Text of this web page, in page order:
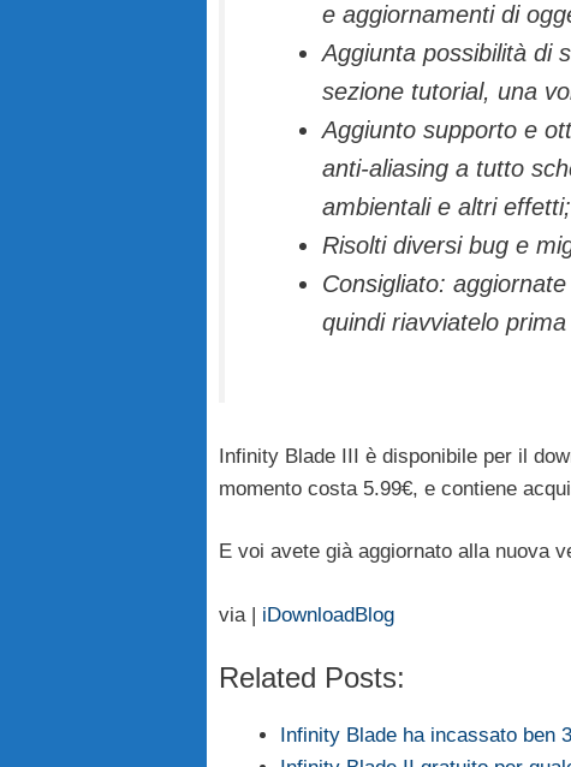
e aggiornamenti di
Aggiunta possibilità di
sezione tutorial, una
Aggiunto supporto e
anti-aliasing a tutto
ambientali e altri effetti;
Risolti diversi bug e
Consigliato:
quindi riavviatelo
Infinity Blade III è disponibile per il
momento costa 5.99€, e contiene
E voi avete già aggiornato alla nuova
via | iDownloadBlog
Related Posts:
Infinity Blade ha incassato ben